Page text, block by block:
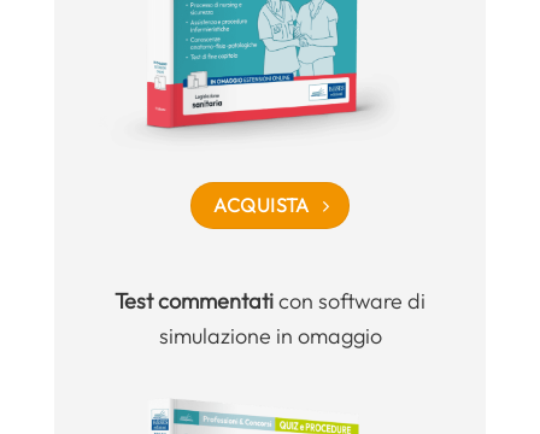
ACQUISTA
Test commentaticon software di
simulazione in omaggio